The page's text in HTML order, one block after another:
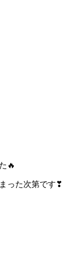
🔥
った次第です❣